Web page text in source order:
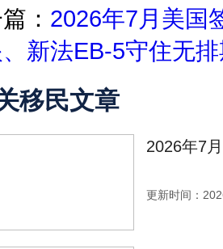
： 2026年7月美国
新法EB-5守住无
移民文章
2026年7
更新时间：